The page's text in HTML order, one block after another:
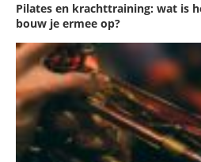
Pilates en krachttraining: wat is
bouw je ermee op?